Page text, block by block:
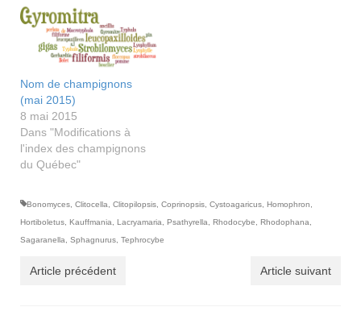
Nom de champignons
(mai 2015)
8 mai 2015
Dans "Modifications à
l'index des champignons
du Québec"
Bonomyces Clitocella Clitopilopsis Coprinopsis Cystoagaricus Homophron
Hortiboletus Kauffmania Lacryamaria Psathyrella Rhodocybe Rhodophana
Sagaranella
Sphagnurus Tephrocybe
Article précédent Article suivant